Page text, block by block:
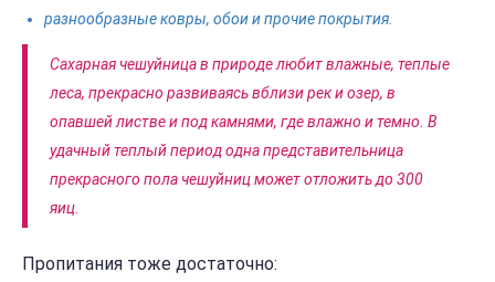
разнообразные ковры, обои и прочие покрытия.
Сахарная чешуйница в природе любит влажные, теплые
леса, прекрасно развиваясь вблизи рек и озер, в
опавшей листве и под камнями, где влажно и темно. В
удачный теплый период одна представительница
прекрасного пола чешуйниц может отложить до 300
яиц.
Пропитания тоже достаточно: